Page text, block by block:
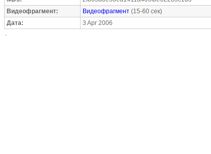
Видеофрагмент:
Видеофрагмент (15-60 сек)
Дата:
3 Apr 2006